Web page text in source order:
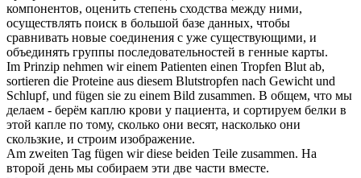
компонентов, оценить степень сходства между ними,
осуществлять поиск в большой базе данных, чтобы
сравнивать новые соединения с уже существующими, и
объединять группы последовательностей в генные карты.
Im Prinzip nehmen wir einem Patienten einen Tropfen Blut ab,
sortieren die Proteine aus diesem Blutstropfen nach Gewicht und
Schlupf, und fügen sie zu einem Bild zusammen. В общем, что мы
делаем - берём каплю крови у пациента, и сортируем белки в
этой капле по тому, сколько они весят, насколько они
скользкие, и строим изображение.
Am zweiten Tag fügen wir diese beiden Teile zusammen. На
второй день мы собираем эти две части вместе.